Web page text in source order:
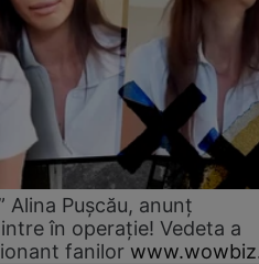
Alina Pușcău, anunț
în operație! Vedeta a
fanilor